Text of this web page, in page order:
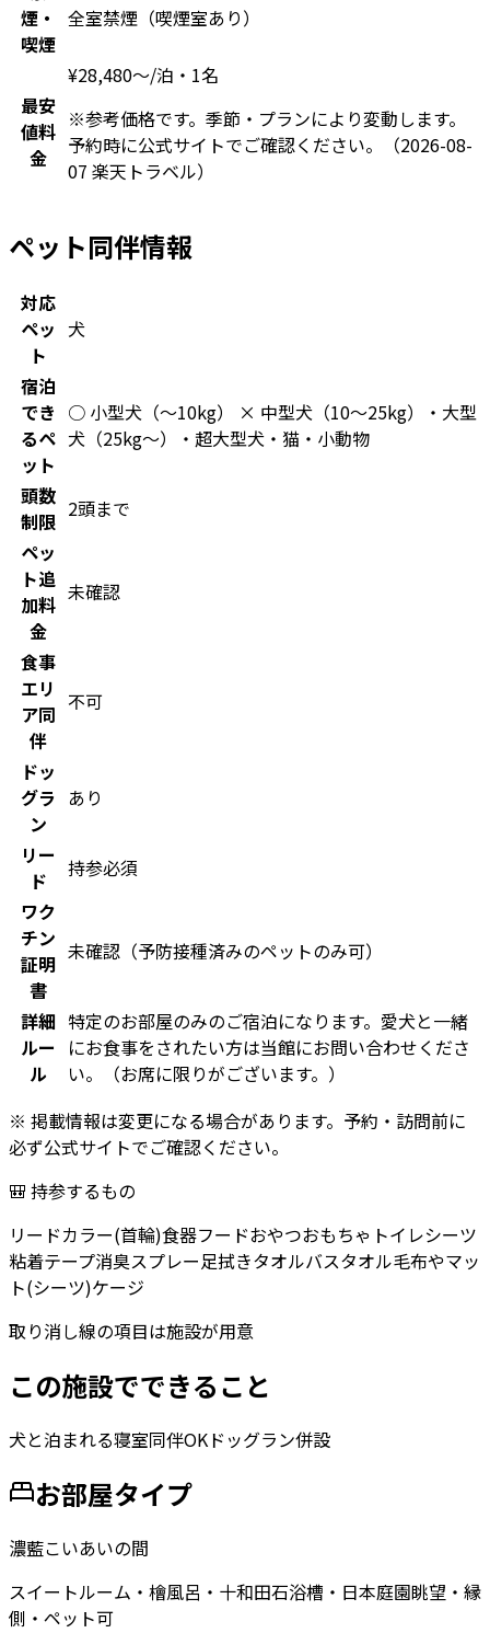
煙・
喫煙
全室禁煙（喫煙室あり）
最安
値料
金
¥28,480〜/泊・1名
※参考価格です。季節・プランにより変動します。
予約時に公式サイトでご確認ください。
（2026-08-
07 楽天トラベル）
ペット同伴情報
対応
ペッ
ト
犬
宿泊
でき
るペ
ット
○ 小型犬（〜10kg） × 中型犬（10〜25kg）・大型
犬（25kg〜）・超大型犬・猫・小動物
頭数
制限 2頭まで
ペッ
ト追
加料
金
未確認
食事
エリ
ア同
伴
不可
ドッ
グラ
ン
あり
リー
ド
持参必須
ワク
チン
証明
書
未確認（予防接種済みのペットのみ可）
詳細
ルー
ル
特定のお部屋のみのご宿泊になります。愛犬と一緒
にお食事をされたい方は当館にお問い合わせくださ
い。（お席に限りがございます。）
※ 掲載情報は変更になる場合があります。予約・訪問前に
必ず公式サイトでご確認ください。
🎒 持参するもの
リードカラー(首輪)食器フードおやつおもちゃ トイレシーツ
粘着テープ消臭スプレー足拭きタオルバスタオル毛布やマッ
ト(シーツ)ケージ
取り消し線の項目は施設が用意
この施設でできること
犬と泊まれる寝室同伴OKドッグラン併設
お部屋タイプ
濃藍こいあいの間
スイートルーム・檜風呂・十和田石浴槽・日本庭園眺望・縁
側・ペット可